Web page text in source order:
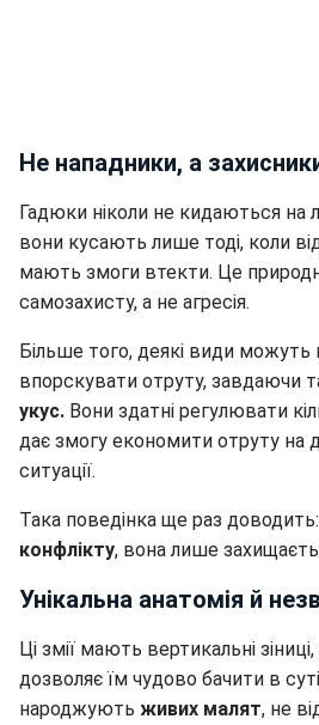
Не нападники, а
Гадюки ніколи не кидаються на
вони кусають лише тоді, коли
мають змоги втекти. Це
самозахисту, а не агресія.
Більше того, деякі види можуть
впорскувати отруту, завдаючи
укус. Вони здатні регулювати
дає змогу економити отруту на
ситуації.
Така поведінка ще раз доводить:
конфлікту, вона лише
Унікальна анатомія й
Ці змії мають вертикальні
дозволяє їм чудово бачити в
народжують живих малят, не